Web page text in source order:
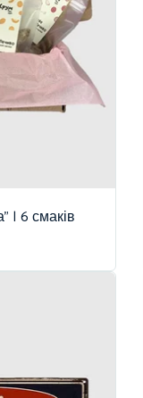
| 6 смаків